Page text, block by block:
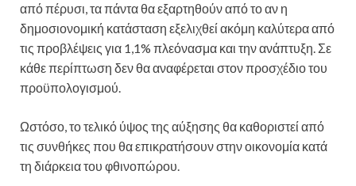
από πέρυσι, τα πάντα θα εξαρτηθούν από το αν η
δημοσιονομική κατάσταση εξελιχθεί ακόμη καλύτερα από
τις προβλέψεις για 1,1% πλεόνασμα και την ανάπτυξη. Σε
κάθε περίπτωση δεν θα αναφέρεται στον προσχέδιο του
προϋπολογισμού.
Ωστόσο, το τελικό ύψος της αύξησης θα καθοριστεί από
τις συνθήκες που θα επικρατήσουν στην οικονομία κατά
τη διάρκεια του φθινοπώρου.